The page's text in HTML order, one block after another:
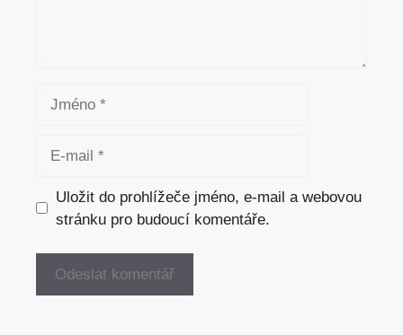
Uložit do prohlížeče jméno, e-mail a webovou
stránku pro budoucí komentáře.